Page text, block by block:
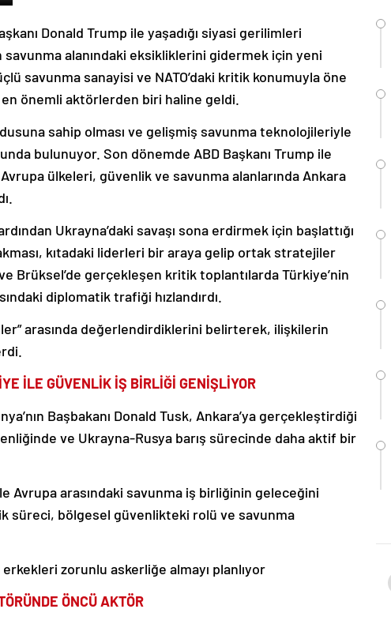
Donald Trump ile yaşadığı siyasi gerilimleri
savunma alanındaki eksikliklerini gidermek için yeni
savunma sanayisi ve NATO’daki kritik konumuyla öne
en önemli aktörlerden biri haline geldi.
sahip olması ve gelişmiş savunma teknolojileriyle
bulunuyor. Son dönemde ABD Başkanı Trump ile
ülkeleri, güvenlik ve savunma alanlarında Ankara
Ukrayna’daki savaşı sona erdirmek için başlattığı
kıtadaki liderleri bir araya gelip ortak stratejiler
Brüksel’de gerçekleşen kritik toplantılarda Türkiye’nin
diplomatik trafiği hızlandırdı.
arasında değerlendirdiklerini belirterek, ilişkilerin
İLE GÜVENLİK İŞ BİRLİĞİ GENİŞLİYOR
Başbakanı Donald Tusk, Ankara’ya gerçekleştirdiği
ve Ukrayna-Rusya barış sürecinde daha aktif bir
Avrupa arasındaki savunma iş birliğinin geleceğini
süreci, bölgesel güvenlikteki rolü ve savunma
zorunlu askerliğe almayı planlıyor
ÖNCÜ AKTÖR